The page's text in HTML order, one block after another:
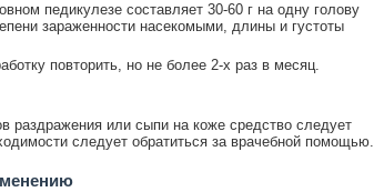
педикулезе составляет 30-60 г на одну голову
зараженности насекомыми, длины и густоты
повторить, но не более 2-х раз в месяц.
раздражения или сыпи на коже средство следует
следует обратиться за врачебной помощью.